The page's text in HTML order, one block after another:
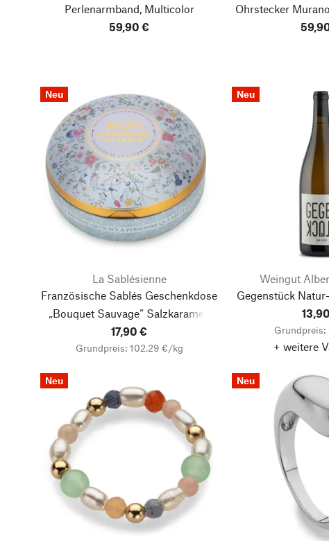
Perlenarmband, Multicolor
59,90 €
Ohrstecker
Neu
La Sablésienne
Französische Sablés Geschenkdose
„Bouquet Sauvage“ Salzkaramell
17,90 €
Grundpreis: 102,29 €/kg
Neu
Weingut
Gegenstück
+ weitere
Neu Neu